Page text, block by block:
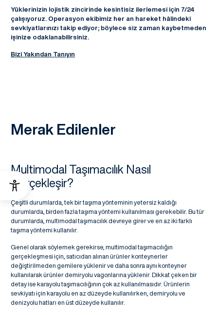
Yüklerinizin lojistik zincirinde kesintisiz ilerlemesi için 7/24
çalışıyoruz. Operasyon ekibimiz her an hareket hâlindeki
sevkiyatlarınızı takip ediyor; böylece siz zaman kaybetmeden
işinize odaklanabilirsiniz.
Bizi Yakından Tanıyın
Merak Edilenler
Multimodal Taşımacılık Nasıl
Gerçekleşir?
Çeşitli durumlarda, tek bir taşıma yönteminin yetersiz kaldığı
durumlarda, birden fazla taşıma yöntemi kullanılması gerekebilir. Bu tür
durumlarda, multimodal taşımacılık devreye girer ve en az iki farklı
taşıma yöntemi kullanılır.
Genel olarak söylemek gerekirse, multimodal taşımacılığın
gerçekleşmesi için, satıcıdan alınan ürünler konteynerler
değiştirilmeden gemilere yüklenir ve daha sonra aynı konteyner
kullanılarak ürünler demiryolu vagonlarına yüklenir. Dikkat çeken bir
detay ise karayolu taşımacılığının çok az kullanılmasıdır. Ürünlerin
sevkiyatı için karayolu en az düzeyde kullanılırken, demiryolu ve
denizyolu hatları en üst düzeyde kullanılır.